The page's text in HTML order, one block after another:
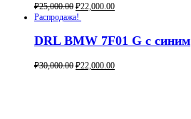
₽25,000.00 ₽22,000.00
Распродажа!
DRL BMW 7F01 G с синим
₽30,000.00 ₽22,000.00